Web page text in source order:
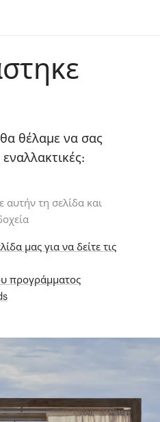
θέλαμε να σας
αυτήν τη σελίδα και
μας για να δείτε τις
προγράμματος